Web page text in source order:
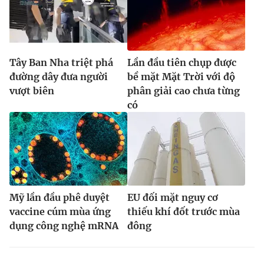
thuận bằng văn bản. Ghi rõ nguồn VTV.vn khi phát hành lại
thông tin từ website này.
Tây Ban Nha triệt phá
đường dây đưa người
vượt biên
Lần đầu tiên chụp được
bề mặt Mặt Trời với độ
phân giải cao chưa từng
có
Mỹ lần đầu phê duyệt
vaccine cúm mùa ứng
dụng công nghệ mRNA
EU đối mặt nguy cơ
thiếu khí đốt trước mùa
đông